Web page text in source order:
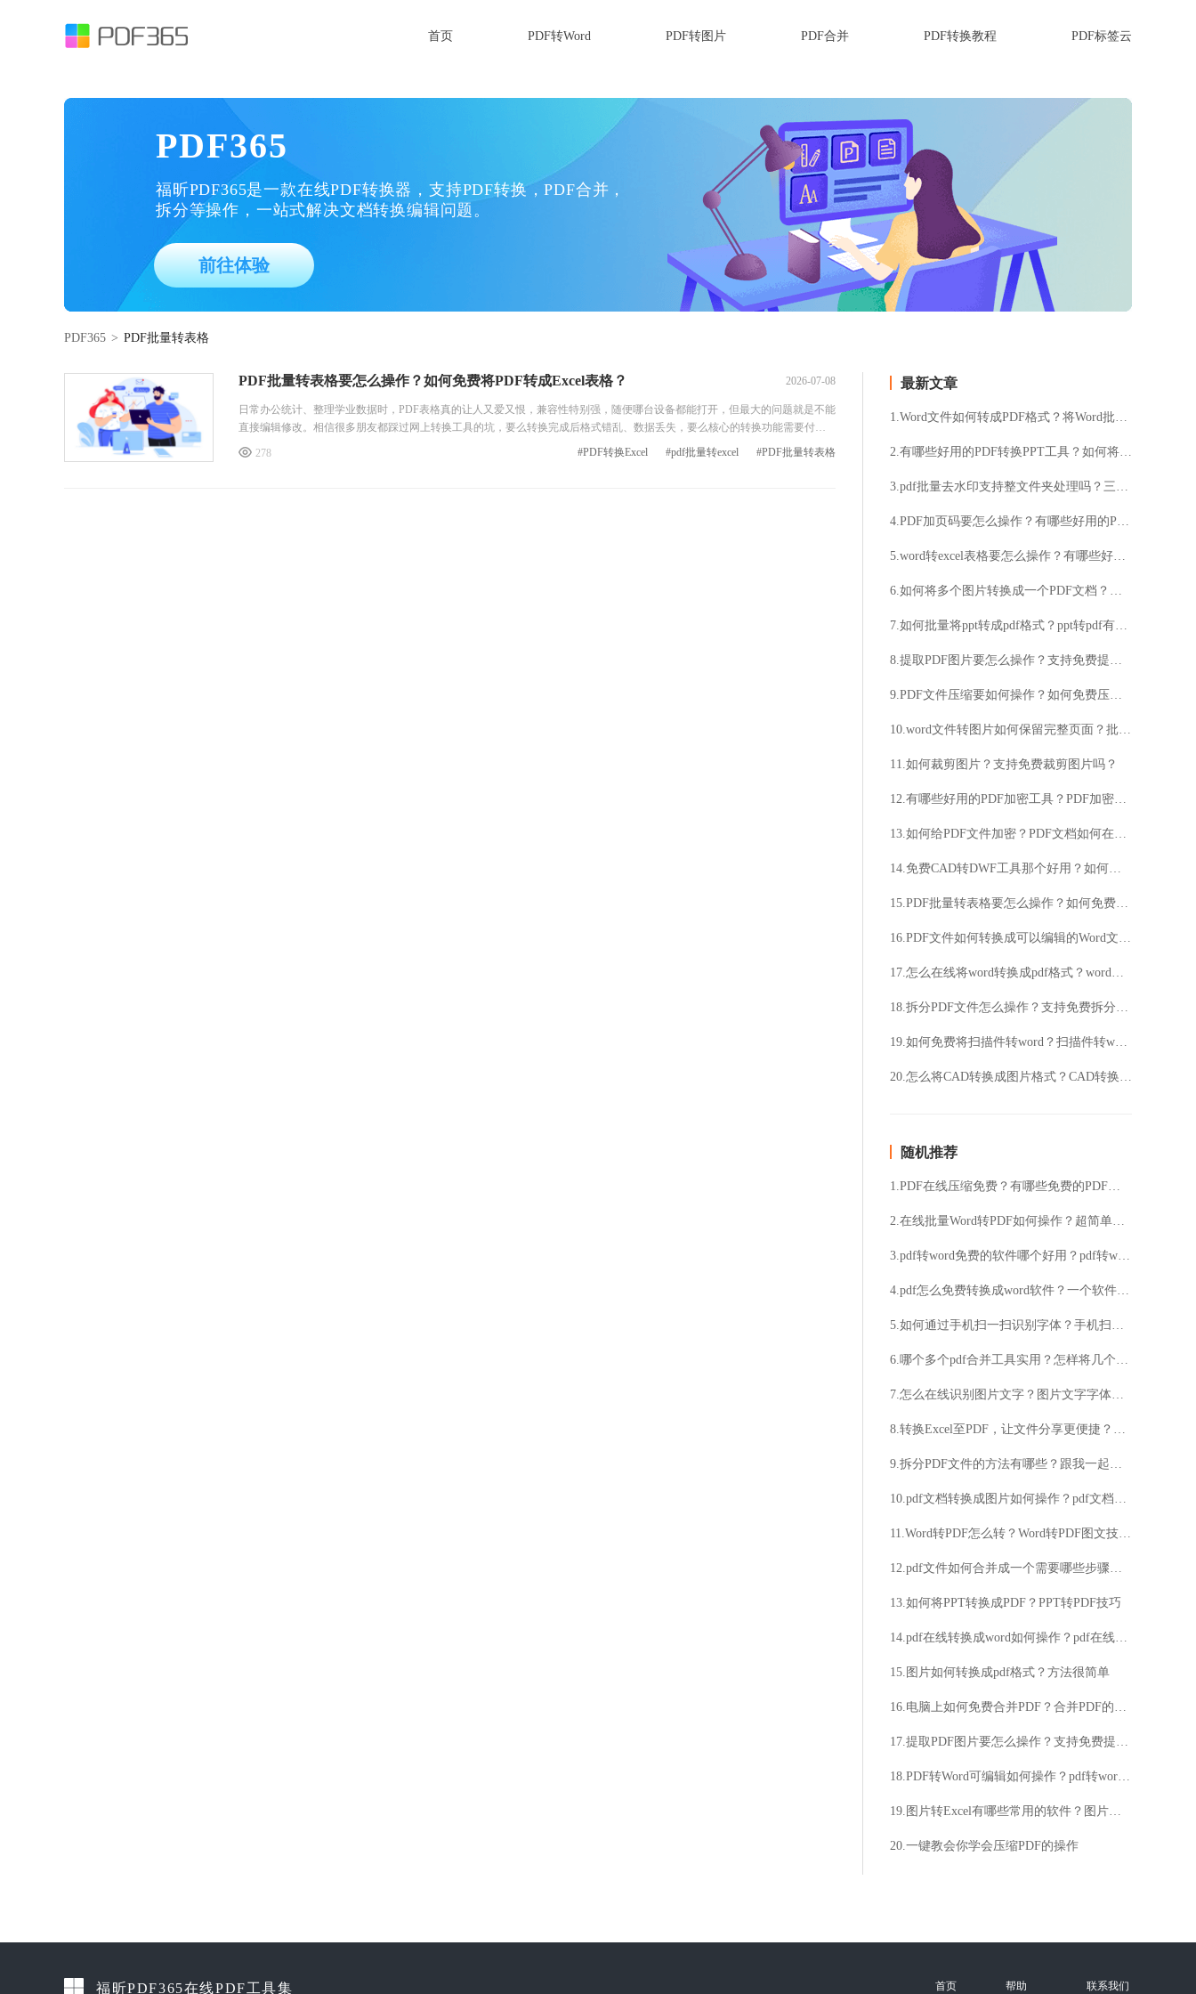
首页 PDF转Word PDF转图片 PDF合并 PDF转换教程 PDF标签云
PDF365
福昕PDF365是一款在线PDF转换器，支持PDF转换，PDF合并，
拆分等操作，一站式解决文档转换编辑问题。
前往体验
PDF365 > PDF批量转表格
PDF批量转表格要怎么操作？如何免费将PDF转成Excel表格？ 2026-07-08
日常办公统计、整理学业数据时，PDF表格真的让人又爱又恨，兼容性特别强，随便哪台设备都能打开，但最大的问题就是不能
直接编辑修改。相信很多朋友都踩过网上转换工具的坑，要么转换完成后格式错乱、数据丢失，要么核心的转换功能需要付
费，批量处理更是想都别想。我试了不少PDF转换工具后，筛选出三款好用的PDF转Excel工具，免费好用，接下来逐一拆解工
278 #PDF批量转表格
#pdf批量转excel
#PDF转换Excel
最新文章
1.Word文件如何转成PDF格式？将Word批量转成PDF要怎么操作？
2.有哪些好用的PDF转换PPT工具？如何将PDF转换成PPT文件？
3.pdf批量去水印支持整文件夹处理吗？三款好用的PDF批量去水印工具！
4.PDF加页码要怎么操作？有哪些好用的PDF加页码方法？
5.word转excel表格要怎么操作？有哪些好用的word转换exce表格方法？
6.如何将多个图片转换成一个PDF文档？批量图片转PDF要怎么操作？
7.如何批量将ppt转成pdf格式？ppt转pdf有哪些好用的工具？
8.提取PDF图片要怎么操作？支持免费提取PDF图片吗？
9.PDF文件压缩要如何操作？如何免费压缩PDF文件？
10.word文件转图片如何保留完整页面？批量Word文件转图片用什么工具？
11.如何裁剪图片？支持免费裁剪图片吗？
12.有哪些好用的PDF加密工具？PDF加密要怎么操作？
13.如何给PDF文件加密？PDF文档如何在线加密？
14.免费CAD转DWF工具那个好用？如何将CAD转成DWF格式？
15.PDF批量转表格要怎么操作？如何免费将PDF转成Excel表格？
16.PDF文件如何转换成可以编辑的Word文件？PDF转换Word要如何操作？
17.怎么在线将word转换成pdf格式？word转pdf格式要怎么操作？
18.拆分PDF文件怎么操作？支持免费拆分PDF文档吗？
19.如何免费将扫描件转word？扫描件转word要怎么操作？
20.怎么将CAD转换成图片格式？CAD转换成图片要怎么操作？
随机推荐
1.PDF在线压缩免费？有哪些免费的PDF在线压缩工具？
2.在线批量Word转PDF如何操作？超简单技巧分享
3.pdf转word免费的软件哪个好用？pdf转word方法分享
4.pdf怎么免费转换成word软件？一个软件就解决了
5.如何通过手机扫一扫识别字体？手机扫一扫识别字体的方法
6.哪个多个pdf合并工具实用？怎样将几个pdf合并？
7.怎么在线识别图片文字？图片文字字体识别在线体识的方法
8.转换Excel至PDF，让文件分享更便捷？如何将Excel转换成PDF，快速解决文件格式问题？
9.拆分PDF文件的方法有哪些？跟我一起来看看！
10.pdf文档转换成图片如何操作？pdf文档合并操作分享
11.Word转PDF怎么转？Word转PDF图文技巧介绍
12.pdf文件如何合并成一个需要哪些步骤？一起来看看吧
13.如何将PPT转换成PDF？PPT转PDF技巧
14.pdf在线转换成word如何操作？pdf在线转换word操作详解
15.图片如何转换成pdf格式？方法很简单
16.电脑上如何免费合并PDF？合并PDF的方法是什么？
17.提取PDF图片要怎么操作？支持免费提取PDF图片吗？
18.PDF转Word可编辑如何操作？pdf转word可编辑技巧图文分享
19.图片转Excel有哪些常用的软件？图片转Excel的步骤是什么？
20.一键教会你学会压缩PDF的操作
福昕PDF365在线PDF工具集 首页 帮助 联系我们